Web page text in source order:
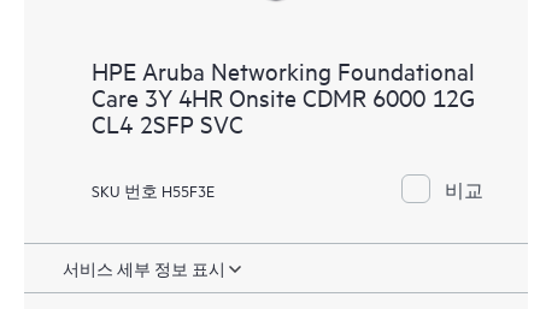
HPE Aruba Networking Foundational
Care 3Y 4HR Onsite CDMR 6000 12G
CL4 2SFP SVC
SKU 번호 H55F3E 비교
서비스 세부 정보 표시